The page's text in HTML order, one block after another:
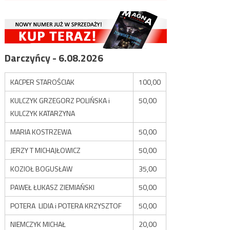
Darczyńcy - 6.08.2026
KACPER STAROŚCIAK
100,00
KULCZYK GRZEGORZ POLIŃSKA i
KULCZYK KATARZYNA
50,00
MARIA KOSTRZEWA
50,00
JERZY T MICHAJŁOWICZ
50,00
KOZIOŁ BOGUSŁAW
35,00
PAWEŁ ŁUKASZ ZIEMIAŃSKI
50,00
POTERA LIDIA i POTERA KRZYSZTOF
50,00
NIEMCZYK MICHAŁ
20,00